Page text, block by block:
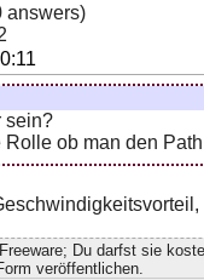
answers)
sein?
ob man den
Du darfst sie
veröffentlichen.